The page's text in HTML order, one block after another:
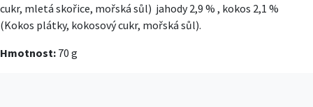
cukr, mletá skořice, mořská sůl) jahody 2,9 % , kokos 2,1 %
(Kokos plátky, kokosový cukr, mořská sůl).
Hmotnost: 70 g